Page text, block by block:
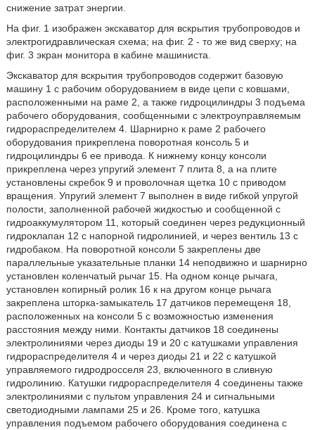
снижение затрат энергии.
На фиг. 1 изображен экскаватор для вскрытия трубопроводов и
электрогидравлическая схема; на фиг. 2 - то же вид сверху; на
фиг. 3 экран монитора в кабине машиниста.
Экскаватор для вскрытия трубопроводов содержит базовую
машину 1 с рабочим оборудованием в виде цепи с ковшами,
расположенными на раме 2, а также гидроцилиндры 3 подъема
рабочего оборудования, сообщенными с электроуправляемым
гидрораспределителем 4. Шарнирно к раме 2 рабочего
оборудования прикреплена поворотная консоль 5 и
гидроцилиндры 6 ее привода. К нижнему концу консоли
прикреплена через упругий элемент 7 плита 8, а на плите
установлены скребок 9 и проволочная щетка 10 с приводом
вращения. Упругий элемент 7 выполнен в виде гибкой упругой
полости, заполненной рабочей жидкостью и сообщенной с
гидроаккумулятором 11, который соединен через редукционный
гидроклапан 12 с напорной гидролинией, и через вентиль 13 с
гидробаком. На поворотной консоли 5 закреплены две
параллельные указательные планки 14 неподвижно и шарнирно
установлен коленчатый рычаг 15. На одном конце рычага,
установлен копирный ролик 16 к на другом конце рычага
закреплена шторка-замыкатель 17 датчиков перемещеня 18,
расположенных на консоли 5 с возможностью изменения
расстояния между ними. Контакты датчиков 18 соединены
электролиниями через диоды 19 и 20 с катушками управления
гидрораспределителя 4 и через диоды 21 и 22 с катушкой
управляемого гидродросселя 23, включенного в сливную
гидролинию. Катушки гидрораспределителя 4 соединены также
электролиниями с пультом управления 24 и сигнальными
светодиодными лампами 25 и 26. Кроме того, катушка
управления подъемом рабочего оборудования соединена с